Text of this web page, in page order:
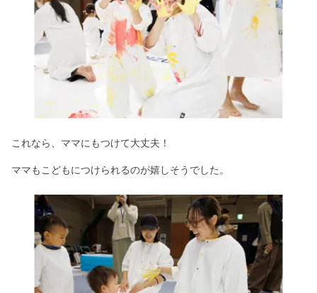
これなら、ママにもつけて大丈夫！
ママもこどもにつけられるのが嬉しそうでした。